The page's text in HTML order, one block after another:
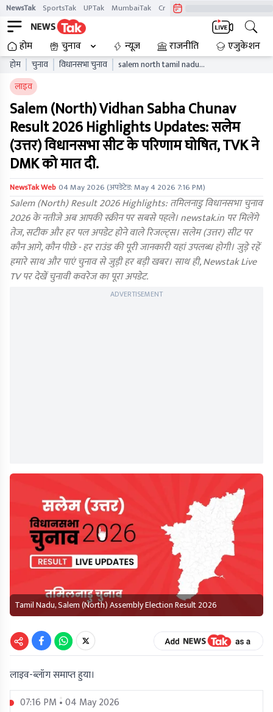
NewsTak SportsTak UPTak MumbaiTak CrimeTak
होम चुनाव न्यूज़ राजनीति एजुकेशन
होम चुनाव विधानसभा चुनाव
salem north tamil nadu
लाइव
Salem (North) Vidhan Sabha Chunav
Result 2026 Highlights Updates: सलेम
(उत्तर) विधानसभा सीट के परिणाम घोषित, TVK ने
DMK को मात दी.
NewsTak Web04 May 2026(अपडेटेड:May 4 2026 7:16 PM)
Salem (North) Result 2026 Highlights: तमिलनाडु विधानसभा चुनाव
2026 के नतीजे अब आपकी स्क्रीन पर सबसे पहले। newstak.in पर मिलेंगे
तेज, सटीक और हर पल अपडेट होने वाले रिजल्ट्स। सलेम (उत्तर) सीट पर
कौन आगे, कौन पीछे - हर राउंड की पूरी जानकारी यहां उपलब्ध होगी। जुड़े रहें
हमारे साथ और पाएं चुनाव से जुड़ी हर बड़ी खबर। साथ ही, Newstak Live
TV पर देखें चुनावी कवरेज का पूरा अपडेट.
ADVERTISEMENT
Tamil Nadu, Salem (North) Assembly Election Result 2026
लाइव-ब्लॉग समाप्त हुया।
07:16 PM • 04 May 2026